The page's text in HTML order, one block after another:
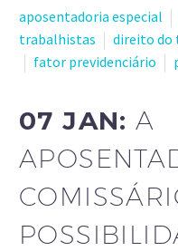
aposentadoria especial
trabalhistas
direito do
fator previdenciário
07 JAN:A